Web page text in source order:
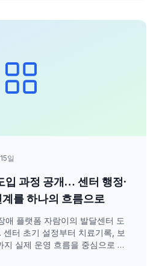
일
입 과정 공개… 센터 행정·
를 하나의 흐름으로
애 플랫폼 자람이의 발달센터 도
터 초기 설정부터 치료기록, 보
실제 운영 흐름을 중심으로 설